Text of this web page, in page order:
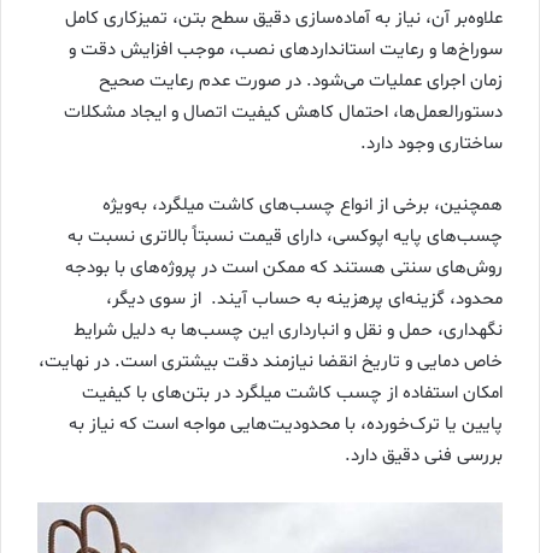
علاوه‌بر آن، نیاز به آماده‌سازی دقیق سطح بتن، تمیزکاری کامل
سوراخ‌ها و رعایت استانداردهای نصب، موجب افزایش دقت و
زمان اجرای عملیات می‌شود. در صورت عدم رعایت صحیح
دستورالعمل‌ها، احتمال کاهش کیفیت اتصال و ایجاد مشکلات
ساختاری وجود دارد.
همچنین، برخی از انواع چسب‌های کاشت میلگرد، به‌ویژه
چسب‌های پایه اپوکسی، دارای قیمت نسبتاً بالاتری نسبت به
روش‌های سنتی هستند که ممکن است در پروژه‌های با بودجه
محدود، گزینه‌ای پرهزینه به حساب آیند. از سوی دیگر،
نگهداری، حمل و نقل و انبارداری این چسب‌ها به دلیل شرایط
خاص دمایی و تاریخ انقضا نیازمند دقت بیشتری است. در نهایت،
امکان استفاده از چسب کاشت میلگرد در بتن‌های با کیفیت
پایین یا ترک‌خورده، با محدودیت‌هایی مواجه است که نیاز به
بررسی فنی دقیق دارد.